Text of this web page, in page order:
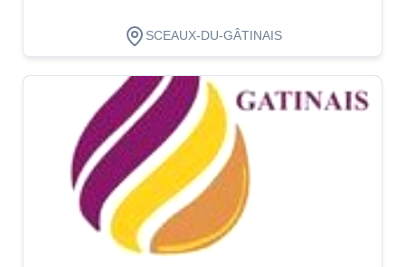
SCEAUX-DU-GÂTINAIS
Dégustation